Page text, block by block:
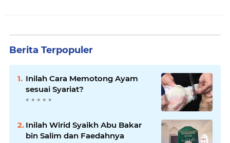
Berita Terpopuler
Inilah Cara Memotong Ayam
sesuai Syariat?
Inilah Wirid Syaikh Abu Bakar
bin Salim dan Faedahnya